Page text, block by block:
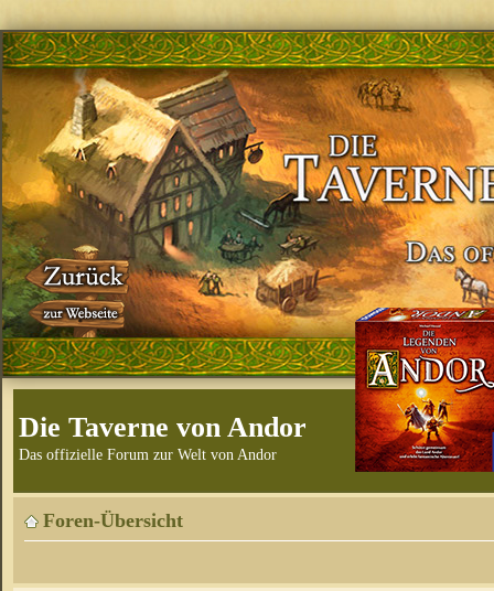
Die Taverne von Andor
Das offizielle Forum zur Welt von Andor
Foren-Übersicht